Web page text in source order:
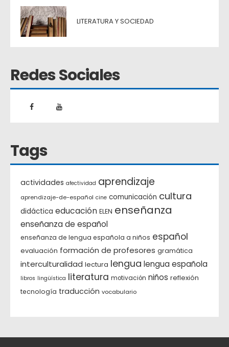
LITERATURA Y SOCIEDAD
Redes Sociales
Tags
actividades afectividad aprendizaje
aprendizaje-de-español cine comunicación cultura
didáctica educación ELEN enseñanza
enseñanza de español
enseñanza de lengua española a niños español
evaluación formación de profesores gramática
interculturalidad lectura lengua lengua española
libros lingüística literatura motivación niños reflexión
tecnología traducción vocabulario